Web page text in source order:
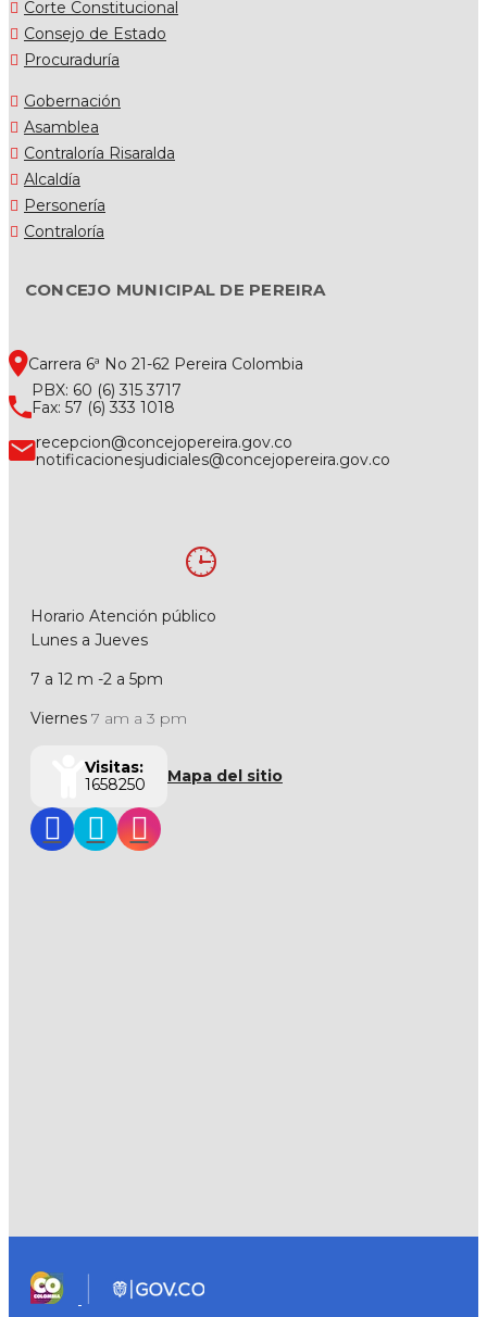
Corte Constitucional
Consejo de Estado
Procuraduría
Gobernación
Asamblea
Contraloría Risaralda
Alcaldía
Personería
Contraloría
CONCEJO MUNICIPAL DE PEREIRA
Carrera 6ª No 21-62 Pereira Colombia
PBX: 60 (6) 315 3717
Fax: 57 (6) 333 1018
recepcion@concejopereira.gov.co
notificacionesjudiciales@concejopereira.gov.co
Horario Atención público
Lunes a Jueves
7 a 12 m -2 a 5pm
Viernes 7 am a 3 pm
Visitas:
1658250
Mapa del sitio